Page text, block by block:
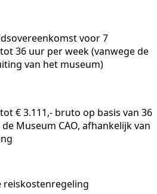
voor 7
36 uur per week (vanwege de
van het museum)
€ 3.111,- bruto op basis van 36
Museum CAO, afhankelijk van
reiskostenregeling